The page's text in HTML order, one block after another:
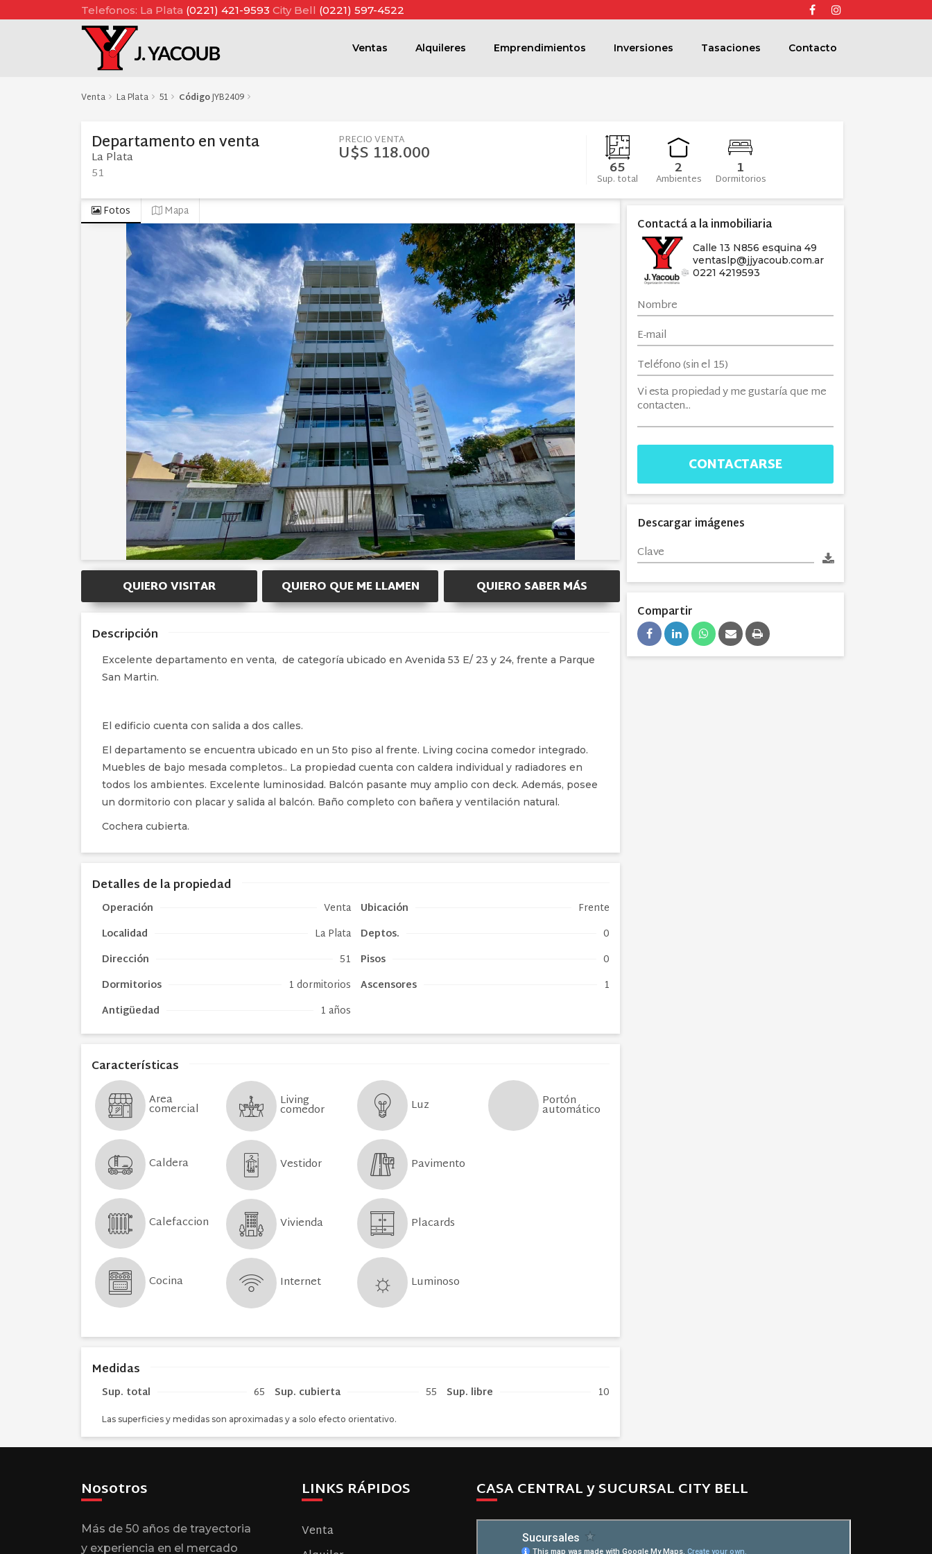
Telefonos: La Plata (0221) 421-9593 City Bell (0221) 597-4522 FacebookInstagram
Ventas Alquileres Emprendimientos Inversiones Tasaciones Contacto
Venta La Plata 51 CódigoJYB2409
Departamentoenventa
La Plata
51
PRECIO VENTA
U$S 118.000
65
Sup. total 2
Ambientes 1
Dormitorios
Fotos Mapa
QUIERO VISITAR QUIERO QUE ME LLAMEN QUIERO SABER MÁS
Descripción
Excelente departamento en venta, de categoría ubicado en Avenida 53 E/ 23 y 24, frente a Parque
San Martin.
El edificio cuenta con salida a dos calles.
El departamento se encuentra ubicado en un 5to piso al frente. Living cocina comedor integrado.
Muebles de bajo mesada completos.. La propiedad cuenta con caldera individual y radiadores en
todos los ambientes. Excelente luminosidad. Balcón pasante muy amplio con deck. Además, posee
un dormitorio con placar y salida al balcón. Baño completo con bañera y ventilación natural.
Cochera cubierta.
Detalles de la propiedad
Operación
Venta
Localidad
La Plata
Dirección
51
Dormitorios
1 dormitorios
Antigüedad
1 años
Ubicación
Frente
Deptos.
0
Pisos
0
Ascensores
1
Características
Area
comercial
Caldera
Calefaccion
Cocina
Living
comedor
Vestidor
Vivienda
Internet
Luz
Pavimento
Placards
Luminoso
Portón
automático
Medidas
Sup. total 65 Sup. cubierta 55 Sup. libre 10
Las superficies y medidas son aproximadas y a solo efecto orientativo.
Contactá a la inmobiliaria
Calle 13 N856 esquina 49
ventaslp@jjyacoub.com.ar
0221 4219593
CONTACTARSE
Descargar imágenes
Compartir
Nosotros
Más de 50 años de trayectoria
y experiencia en el mercado
LINKS RÁPIDOS
Venta
CASA CENTRAL y SUCURSAL CITY BELL